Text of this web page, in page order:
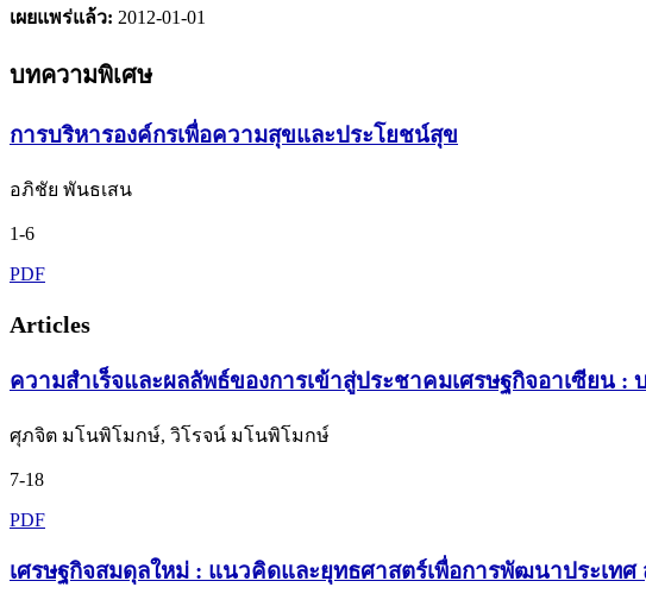
เผยแพร่แล้ว: 2012-01-01
บทความพิเศษ
การบริหารองค์กรเพื่อความสุขและประโยชน์สุข
อภิชัย พันธเสน
1-6
PDF
Articles
ความสำเร็จและผลลัพธ์ของการเข้าสู่ประชาคมเศรษฐกิจอาเซียน :
ศุภจิต มโนพิโมกษ์, วิโรจน์ มโนพิโมกษ์
7-18
PDF
เศรษฐกิจสมดุลใหม่ : แนวคิดและยุทธศาสตร์เพื่อการพัฒนาประเทศ